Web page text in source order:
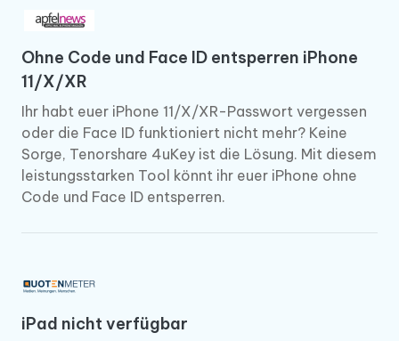
Ohne Code und Face ID entsperren iPhone
11/X/XR
Ihr habt euer iPhone 11/X/XR-Passwort vergessen
oder die Face ID funktioniert nicht mehr? Keine
Sorge, Tenorshare 4uKey ist die Lösung. Mit diesem
leistungsstarken Tool könnt ihr euer iPhone ohne
Code und Face ID entsperren.
iPad nicht verfügbar